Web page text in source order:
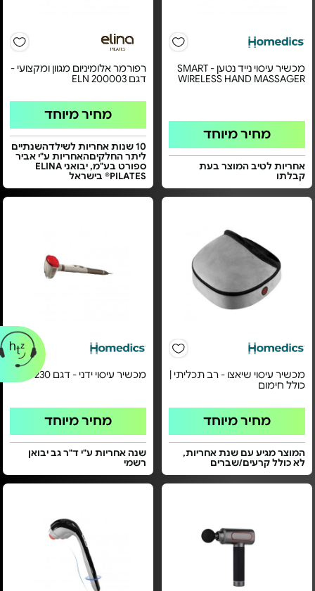
מכשיר עיסוי נייד נטען - SMART
WIRELESS HAND MASSAGER
מחיר מיוחד
אחריות לטיב המוצר בעת
קבלתו
רפורמר אלומיניום מגוון ומקצועי -
דגם ELN 200003
מחיר מיוחד
10 שנות אחריות לשילדהשנתיים
ליתר החלקיםהאחריות ע"י אביר
ספורט בע"מ, יבואני ELINA
PILATES® בישראל
מכשיר עיסוי שיאצו - רב תכליתי |
כולל חימום
מחיר מיוחד
המוצר מגיע עם שנת אחריות,
לא כולל קרעים/שברים
מכשיר עיסוי ידני - דגם HHP-230
מחיר מיוחד
שנה אחריות ע"י ד"ר גב יבואן
רשמי